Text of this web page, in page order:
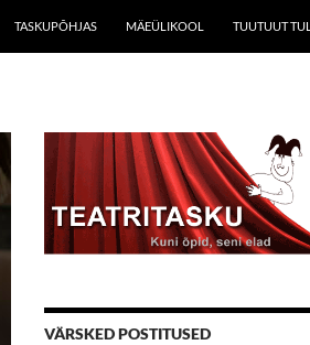
TASKUPÕHJAS MÄEÜLIKOOL TUUTUUT
VÄRSKED POSTITUSED